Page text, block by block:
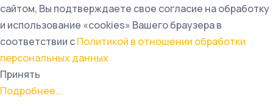
сайтом, Вы подтверждаете свое согласие на обработку
и использование «cookies» Вашего браузера в
соответствии сПолитикой в отношении обработки
персональных данных
Принять
Подробнее…